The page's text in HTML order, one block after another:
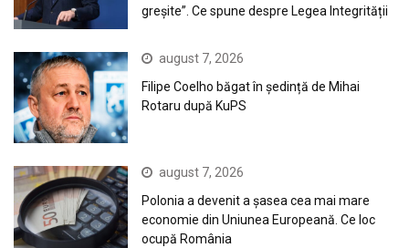
greșite”. Ce spune despre Legea Integrității
august 7, 2026
Filipe Coelho băgat în ședință de Mihai
Rotaru după KuPS
august 7, 2026
Polonia a devenit a șasea cea mai mare
economie din Uniunea Europeană. Ce loc
ocupă România